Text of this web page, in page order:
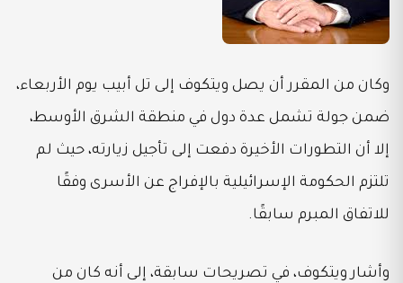
وكان من المقرر أن يصل ويتكوف إلى تل أبيب يوم الأربعاء،
ضمن جولة تشمل عدة دول في منطقة الشرق الأوسط،
إلا أن التطورات الأخيرة دفعت إلى تأجيل زيارته، حيث لم
تلتزم الحكومة الإسرائيلية بالإفراج عن الأسرى وفقًا
للاتفاق المبرم سابقًا.
وأشار ويتكوف، في تصريحات سابقة، إلى أنه كان من